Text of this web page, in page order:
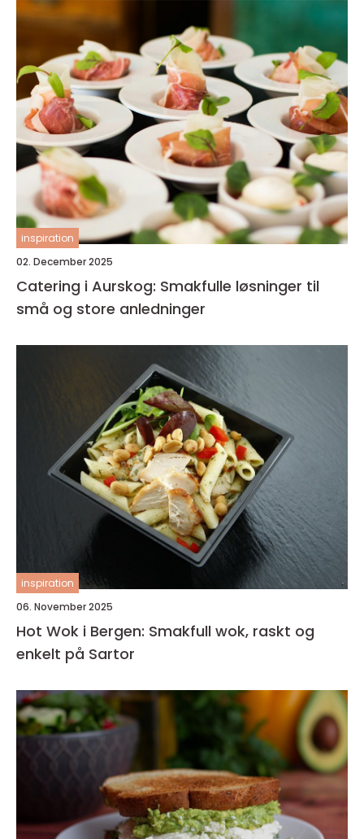
inspiration
02. December 2025
Catering i Aurskog: Smakfulle løsninger til
små og store anledninger
inspiration
06. November 2025
Hot Wok i Bergen: Smakfull wok, raskt og
enkelt på Sartor